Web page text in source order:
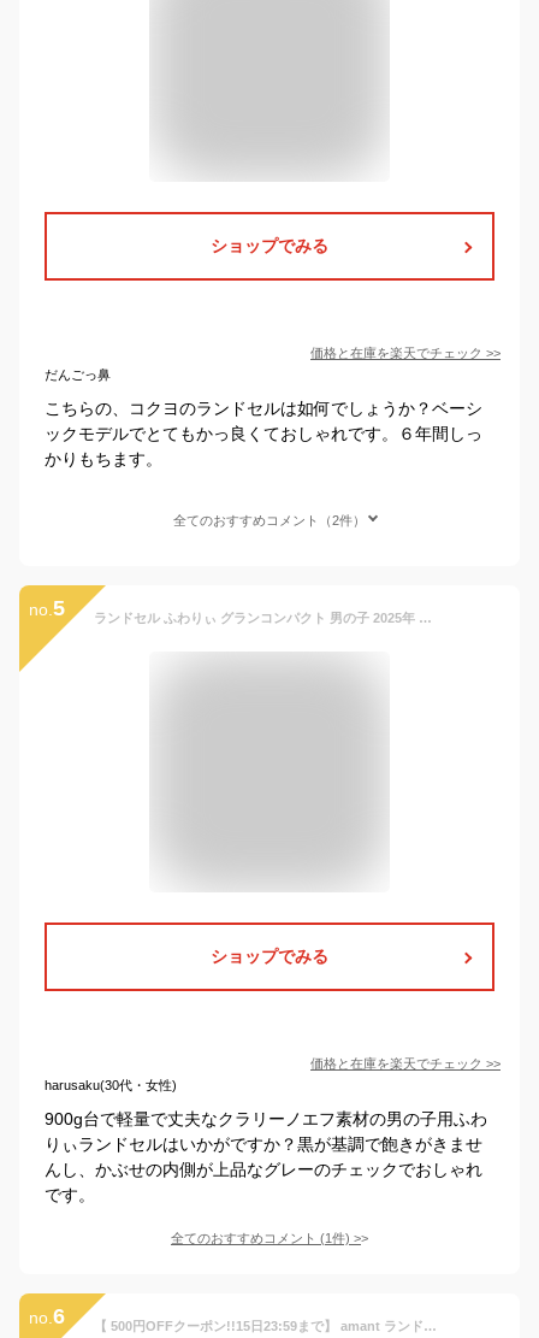
ショップでみる
価格と在庫を楽天でチェック >>
だんごっ鼻
こちらの、コクヨのランドセルは如何でしょうか？ベーシ
ックモデルでとてもかっ良くておしゃれです。６年間しっ
かりもちます。
全てのおすすめコメント（2件）
no. 5 ランドセル ふわりぃ グランコンパクト 男の子 2025年 日本製 6年保証 A4フラットファイル対応 クラリーノ 大容量 人気 保証付き 軽量 タブレット収納対応 送料無料 新品 メーカー直送 05-79000
ショップでみる
価格と在庫を楽天でチェック >>
harusaku(30代・女性)
900g台で軽量で丈夫なクラリーノエフ素材の男の子用ふわ
りぃランドセルはいかがですか？黒が基調で飽きがきませ
んし、かぶせの内側が上品なグレーのチェックでおしゃれ
です。
全てのおすすめコメント (1件) >
no. 6 【 500円OFFクーポン!!15日23:59まで】 amant ランドセル 男の子 2024年度モデル 最新 かっこいい 黒 赤 青 緑 ブラック ダークグリーン ネイビー カーボン 7年保証 おまけ付 ネームプレート カバー プレゼント 低反発 クッション おしゃれ 快適 A4ファイル 50004/10